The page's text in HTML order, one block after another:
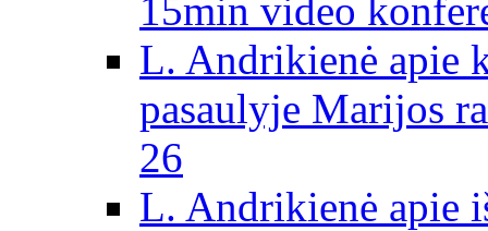
15min video
L. Andrikienė apie
pasaulyje Marijos
26
L. Andrikienė apie